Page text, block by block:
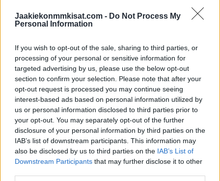
Jaakiekonmmkisat.com - Do Not Process My
Personal Information
If you wish to opt-out of the sale, sharing to third parties, or
processing of your personal or sensitive information for
targeted advertising by us, please use the below opt-out
section to confirm your selection. Please note that after your
opt-out request is processed you may continue seeing
interest-based ads based on personal information utilized by
us or personal information disclosed to third parties prior to
your opt-out. You may separately opt-out of the further
disclosure of your personal information by third parties on the
IAB’s list of downstream participants. This information may
also be disclosed by us to third parties on the IAB’s List of
Downstream Participants that may further disclose it to other
PIC.TWITTER.COM/KOJQEBAMVI
— Hockey Daily 365 l NHL Highlights & News
(@HockeyDaily365)January 24, 2024
ROOPE HINTZ SNIPES ONE HOME OFF
THE DETROIT TURNOVER FOR HIS
SECOND GOAL OF THE PERIOD, 5-2
STARS!#TEXASHOCKEY
PIC.TWITTER.COM/EOKTE4T3LP
— Hockey Daily 365 l NHL Highlights & News